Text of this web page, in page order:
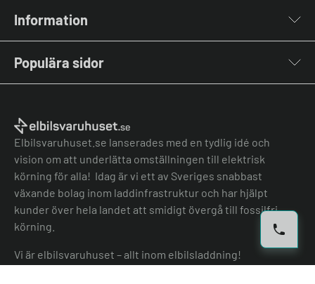
Laddkablar
Kabelhållare
Stolpar & Fästen
Portabla Laddare
Övriga tillbehör
Information
Kontakta oss
Vanliga frågor & svar
El-lexikon
Installation
Grön teknik bidrag
Lastbalansering
Köpvillkor
Köpvillkor batteri
Felanmälan
Hantera cookies
Populära sidor
Elbilsladdare företag
Laddbox bäst i test
Bilmärken
Jämför laddboxar
Jämför hembatterier
Elbilsvaruhuset.se lanserades med en tydlig idé och
vision om att underlätta omställningen till elektrisk
körning för alla! Idag är vi ett av Sveriges snabbast
växande bolag inom laddinfrastruktur och har hjälpt
kunder över hela landet att smidigt övergå till fossilfri
körning.
Vi är elbilsvaruhuset – allt inom elbilsladdning!